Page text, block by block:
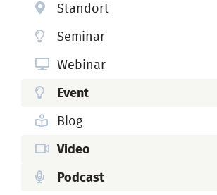
Standort
Seminar
Webinar
Event
Blog
Video
Podcast